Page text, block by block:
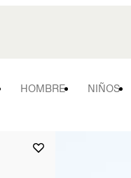
HOMBRE NIÑOS